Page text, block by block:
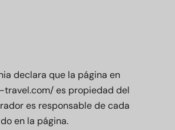
declara que la página en
travel.com/es propiedad del
es responsable de cada
en la página.